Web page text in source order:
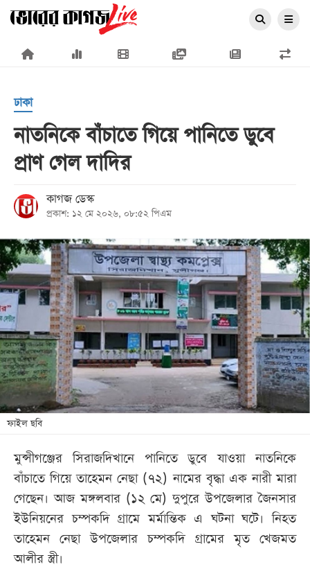
×
প্রচ্ছদ
জাতীয়
রাজনীতি
অর্থনীতি
আন্তর্জাতিক
সারাদেশ
বিনোদন
লাইফ
স্টাইল
শিক্ষা
সব
বিভাগ
ঢাকা
নাতনিকে বাঁচাতে গিয়ে পানিতে ডুবে
প্রাণ গেল দাদির
কাগজ ডেস্ক
প্রকাশ: ১২ মে ২০২৬, ০৮:৫২ পিএম
ফাইল ছবি
মুন্সীগঞ্জের সিরাজদিখানে পানিতে ডুবে যাওয়া নাতনিকে
বাঁচাতে গিয়ে তাহেমন নেছা (৭২) নামের বৃদ্ধা এক নারী মারা
গেছেন। আজ মঙ্গলবার (১২ মে) দুপুরে উপজেলার জৈনসার
ইউনিয়নের চম্পকদি গ্রামে মর্মান্তিক এ ঘটনা ঘটে। নিহত
তাহেমন নেছা উপজেলার চম্পকদি গ্রামের মৃত খেজমত
আলীর স্ত্রী।